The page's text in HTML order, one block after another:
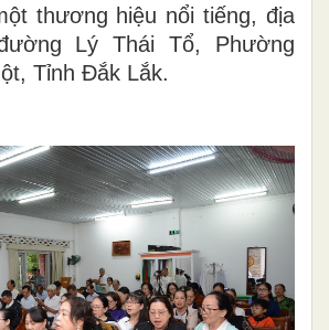
thương hiệu nổi tiếng, địa
Lý Thái Tổ, Phường
Tỉnh Đắk Lắk.